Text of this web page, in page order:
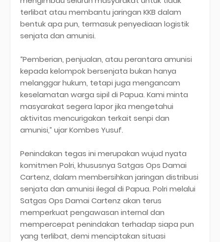
terlibat atau membantu jaringan KKB dalam
bentuk apa pun, termasuk penyediaan logistik
senjata dan amunisi.
“Pemberian, penjualan, atau perantara amunisi
kepada kelompok bersenjata bukan hanya
melanggar hukum, tetapi juga mengancam
keselamatan warga sipil di Papua. Kami minta
masyarakat segera lapor jika mengetahui
aktivitas mencurigakan terkait senpi dan
amunisi,” ujar Kombes Yusuf.
Penindakan tegas ini merupakan wujud nyata
komitmen Polri, khususnya Satgas Ops Damai
Cartenz, dalam membersihkan jaringan distribusi
senjata dan amunisi ilegal di Papua. Polri melalui
Satgas Ops Damai Cartenz akan terus
memperkuat pengawasan internal dan
mempercepat penindakan terhadap siapa pun
yang terlibat, demi menciptakan situasi